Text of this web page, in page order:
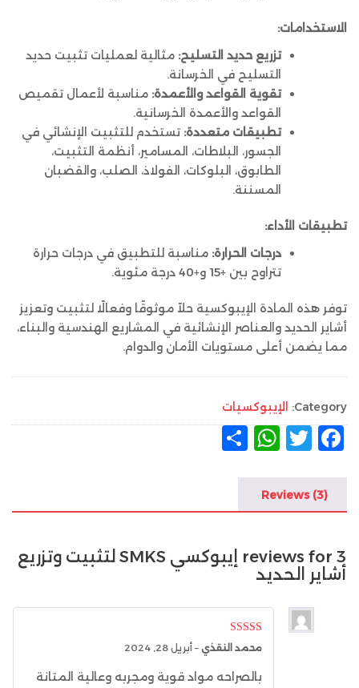
الاستخدامات:
تزريع حديد التسليح: مثالية لعمليات تثبيت حديد
التسليح في الخرسانة.
تقوية القواعد والأعمدة: مناسبة لأعمال تقميص
القواعد والأعمدة الخرسانية.
تطبيقات متعددة: تستخدم للتثبيت الإنشائي في
الجسور، البلاطات، المسامير، أنظمة التثبيت،
الطابوق، البلوكات، الفولاذ، الصلب، والقضبان
المسننة.
تطبيقات الأداء:
درجات الحرارة: مناسبة للتطبيق في درجات حرارة
تتراوح بين +15 و+40 درجة مئوية.
توفر هذه المادة الإيبوكسية حلاً موثوقًا وفعالًا لتثبيت وتعزيز
أشاير الحديد والعناصر الإنشائية في المشاريع الهندسية والبناء،
مما يضمن أعلى مستويات الأمان والدوام.
Category: الإيبوكسيات
F
c
e
o
o
k
T
it
te
W
s
p
Reviews (3)
3 reviews for
إيبوكسي SMKS لتثبيت وتزريع
أشاير الحديد
Rated out
of 5
محمد النقذي – أبريل 28, 2024
بالصراحه مواد قوية ومجربه وعالية المتانة